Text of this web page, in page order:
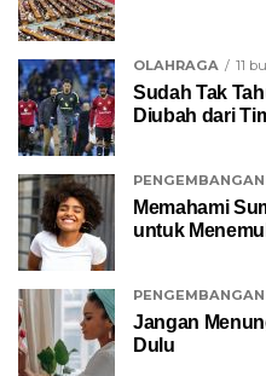
OLAHRAGA 11
Sudah Tak
Diubah dari
Memahami
untuk
Jangan
Dulu